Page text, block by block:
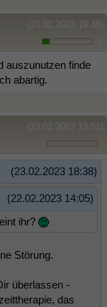
(23.02.2023 19:48)
auszunutzen finde
abartig.
(23.02.2023 19:51)
(23.02.2023 18:38)
(22.02.2023 14:05)
ihr?
Störung.
überlassen -
das